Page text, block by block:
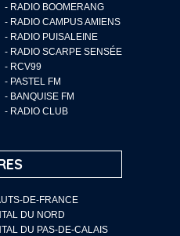
- RADIO BOOMERANG
- RADIO CAMPUS AMIENS
- RADIO PUISALEINE
- RADIO SCARPE SENSÉE
- RCV99
- PASTEL FM
- BANQUISE FM
- RADIO CLUB
DE-FRANCE
DU NORD
DU PAS-DE-CALAIS